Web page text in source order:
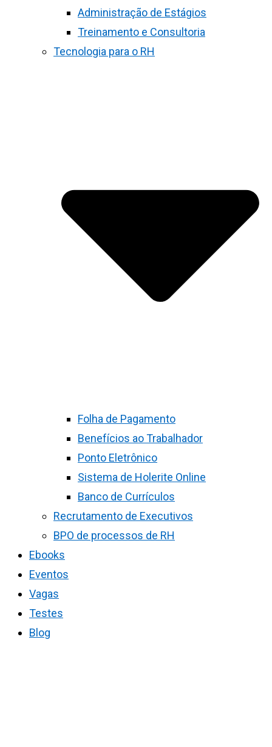
Administração de Estágios
Treinamento e Consultoria
Tecnologia para o RH
Folha de Pagamento
Benefícios ao Trabalhador
Ponto Eletrônico
Sistema de Holerite Online
Banco de Currículos
Recrutamento de Executivos
BPO de processos de RH
Ebooks
Eventos
Vagas
Testes
Blog